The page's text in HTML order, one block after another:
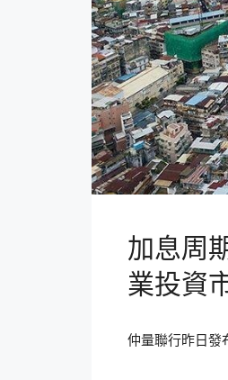
加息周
業投資
仲量聯行昨日發